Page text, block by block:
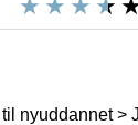
nyuddannet >